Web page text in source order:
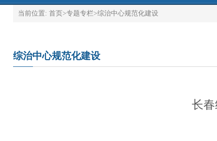
当前位置: 首页 >专题专栏>综治中心规范化建设
综治中心规范化建设
长